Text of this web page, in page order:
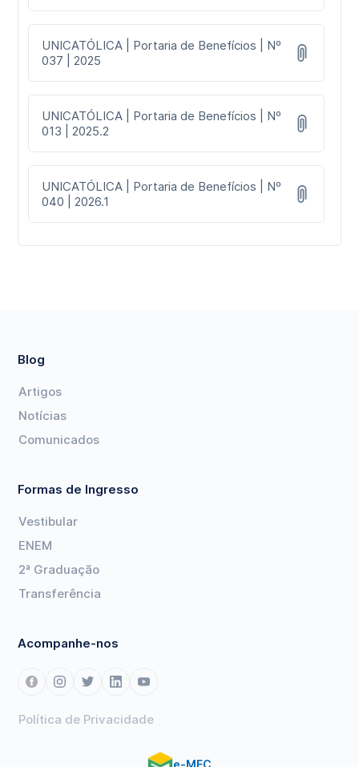
UNICATÓLICA | Portaria de Benefícios | Nº
037 | 2025
UNICATÓLICA | Portaria de Benefícios | Nº
013 | 2025.2
UNICATÓLICA | Portaria de Benefícios | Nº
040 | 2026.1
Blog
Artigos
Notícias
Comunicados
Formas de Ingresso
Vestibular
ENEM
2ª Graduação
Transferência
Acompanhe-nos
Política de Privacidade
e-MEC